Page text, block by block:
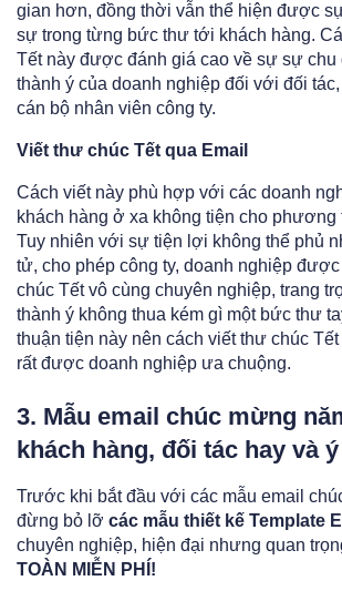
gian hơn, đồng thời vẫn thể hiện được
sự trong từng bức thư tới khách hàng.
Tết này được đánh giá cao về sự sự chu
thành ý của doanh nghiệp đối với đối
cán bộ nhân viên công ty.
Viết thư chúc Tết qua Email
Cách viết này phù hợp với các doanh
khách hàng ở xa không tiện cho
Tuy nhiên với sự tiện lợi không thể phủ
tử, cho phép công ty, doanh nghiệp
chúc Tết vô cùng chuyên nghiệp, trang
thành ý không thua kém gì một bức thư
thuận tiện này nên cách viết thư chúc
rất được doanh nghiệp ưa chuộng.
3. Mẫu email chúc mừng
khách hàng, đối tác hay và
Trước khi bắt đầu với các mẫu email
đừng bỏ lỡ các mẫu thiết kế Template
chuyên nghiệp, hiện đại nhưng quan
TOÀN MIỄN PHÍ!